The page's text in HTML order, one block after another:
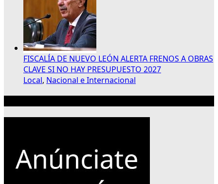
FISCALÍA DE NUEVO LEÓN ALERTA FRENOS A OBRAS
CLAVE SI NO HAY PRESUPUESTO 2027
Local, Nacional e Internacional